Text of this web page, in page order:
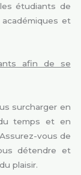
étudiants de
et
afin de se
surcharger en
temps et en
vous de
détendre et
plaisir.